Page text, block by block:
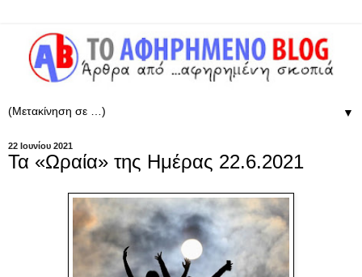
▼
22 Ιουνίου 2021
Τα «Ωραία» της Ημέρας 22.6.2021